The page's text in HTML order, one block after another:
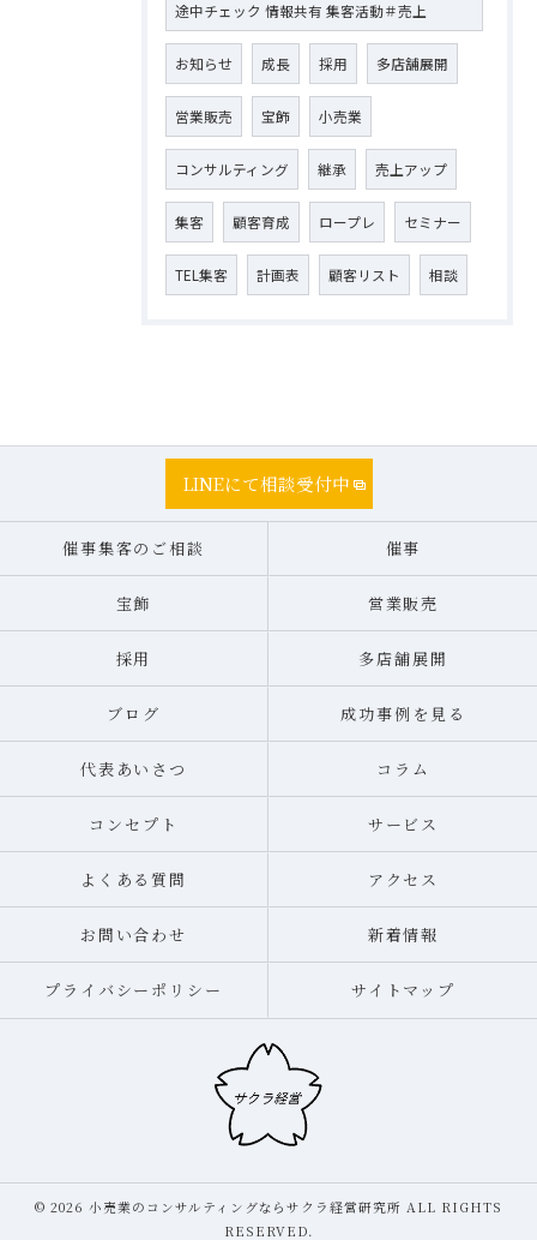
途中チェック 情報共有 集客活動＃売上
お知らせ 成長 採用 多店舗展開
営業販売 宝飾 小売業
コンサルティング 継承 売上アップ
集客 顧客育成 ロープレ セミナー
TEL集客 計画表 顧客リスト 相談
LINEにて相談受付中
催事集客のご相談 催事
宝飾 営業販売
採用 多店舗展開
ブログ 成功事例を見る
代表あいさつ コラム
コンセプト サービス
よくある質問 アクセス
お問い合わせ 新着情報
プライバシーポリシー サイトマップ
© 2026 小売業のコンサルティングならサクラ経営研究所 ALL RIGHTS
RESERVED.